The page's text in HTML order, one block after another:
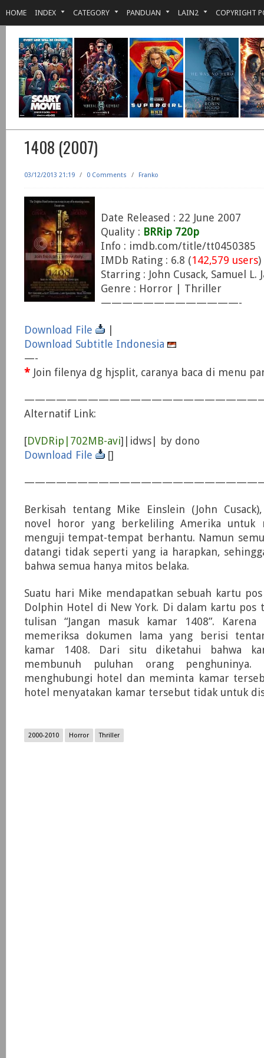
HOME INDEX CATEGORY PANDUAN LAIN2 COPYRIGHT
1408 (2007)
03/12/2013 21:19 / 0 Comments / Franko
Date Released : 22 June 2007
Quality : BRRip 720p
Info : imdb.com/title/tt0450385
IMDb Rating : 6.8 (142,579 users)
Starring : John Cusack, Samuel L.
Genre : Horror | Thriller
—————————————-
Download File
Download Subtitle Indonesia
—-
* Join filenya dg hjsplit, caranya baca di menu
Alternatif Link:
[DVDRip|702MB-avi]|idws| by dono
Download File
[]
Berkisah tentang Mike Einslein (John
novel horor yang berkeliling Amerika untuk
menguji tempat-tempat berhantu. Namun
datangi tidak seperti yang ia harapkan,
bahwa semua hanya mitos belaka.
Suatu hari Mike mendapatkan sebuah kartu
Dolphin Hotel di New York. Di dalam kartu pos
tulisan “Jangan masuk kamar 1408”. Karena
memeriksa dokumen lama yang berisi
kamar 1408. Dari situ diketahui bahwa
membunuh puluhan orang penghuninya.
menghubungi hotel dan meminta kamar
hotel menyatakan kamar tersebut tidak untuk
2000-2010 Horror Thriller